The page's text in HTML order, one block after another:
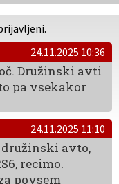
24.11.2025 10:36
Družinski avti
pa vsekakor
24.11.2025 11:10
avto,
recimo.
povsem